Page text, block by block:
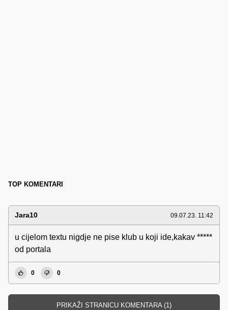
TOP KOMENTARI
Jara10 09.07.23. 11:42
u cijelom textu nigdje ne pise klub u koji ide,kakav *****
od portala
0 0
PRIKAŽI STRANICU KOMENTARA (1)